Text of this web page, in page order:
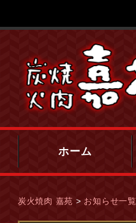
ホーム
炭火焼肉 嘉苑 > お知らせ一覧